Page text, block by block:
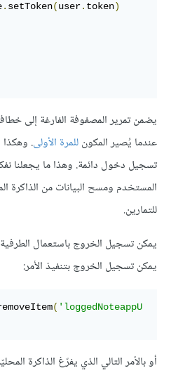
. setToken(user. token)
يضمن تمرير المصفوفة الفارغة إلى
عندما يُصير المكونللمرة الأولى.
تسجيل دخول دائمة. وهذا ما يجعلنا
المستخدم ومسح البيانات من الذاكرة
للتمارين.
يمكن تسجيل الخروج باستعمال
يمكن تسجيل الخروج بتنفيذ الأمر:
( 'loggedNoteappU
أو بالأمر التالي الذي يفرّغ الذاكرة